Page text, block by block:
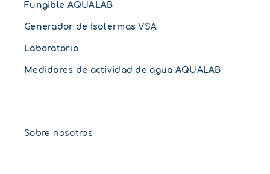
Fungible AQUALAB
Generador de Isotermas VSA
Laboratorio
Medidores de actividad de agua AQUALAB
Sobre nosotros